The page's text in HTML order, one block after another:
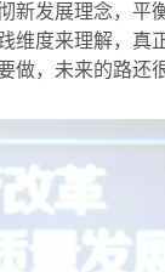
新发展理念，平
维度来理解，真
做，未来的路还